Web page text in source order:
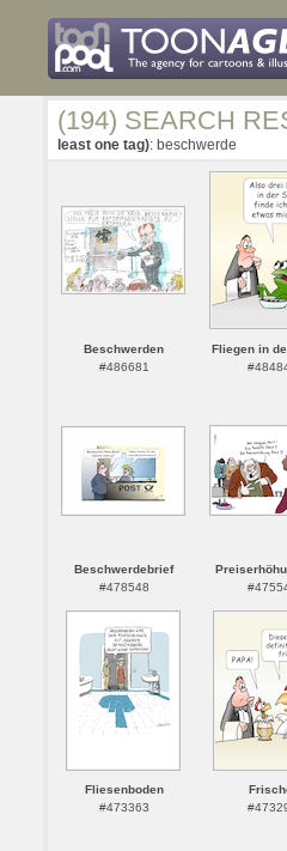
(194) SEARCH
least one tag): beschwerde
Beschwerden
#486681
Fliegen in
Beschwerdebrief
#478548
Fliesenboden
#473363